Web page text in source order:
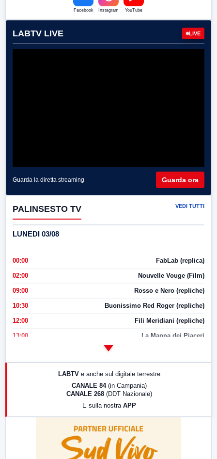
Facebook Instagram YouTube
LABTV LIVE LIVE
Guarda la diretta streaming Guarda ora
PALINSESTO TV VEDI TUTTI
LUNEDI 03/08
00:00 FabLab (replica)
02:00 Nouvelle Vouge (Film)
09:00 Rosso e Nero (repliche)
10:30 Buonissimo Red Roger (repliche)
12:00 Fili Meridiani (repliche)
13:00 La Mappa dei Piaceri
LABTV e anche sul digitale terrestre
CANALE 84 (in Campania)
CANALE 268 (DDT Nazionale)
E sulla nostra APP